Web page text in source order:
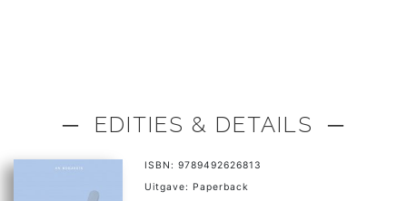
─ EDITIES & DETAILS ─
ISBN: 9789492626813
Uitgave: Paperback